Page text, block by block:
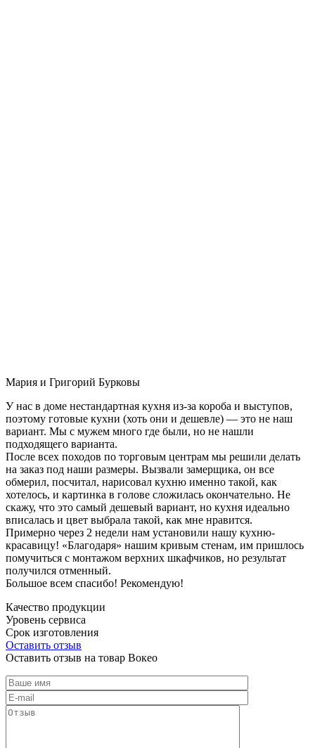
Мария и Григорий Бурковы
У нас в доме нестандартная кухня из-за короба и выступов,
поэтому готовые кухни (хоть они и дешевле) — это не наш
вариант. Мы с мужем много где были, но не нашли
подходящего варианта.
После всех походов по торговым центрам мы решили делать
на заказ под наши размеры. Вызвали замерщика, он все
обмерил, посчитал, нарисовал кухню именно такой, как
хотелось, и картинка в голове сложилась окончательно. Не
скажу, что это самый дешевый вариант, но кухня идеально
вписалась и цвет выбрала такой, как мне нравится.
Примерно через 2 недели нам установили нашу кухню-
красавицу! «Благодаря» нашим кривым стенам, им пришлось
помучиться с монтажом верхних шкафчиков, но результат
получился отменный.
Большое всем спасибо! Рекомендую!
Качество продукции
Уровень сервиса
Срок изготовления
Оставить отзыв
Оставить отзыв на товар Вокео